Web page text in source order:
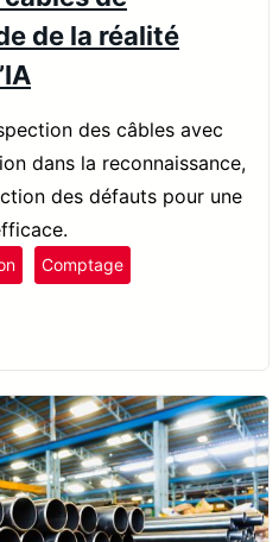
de la réalité
des câbles avec
dans la reconnaissance,
des défauts pour une
Comptage